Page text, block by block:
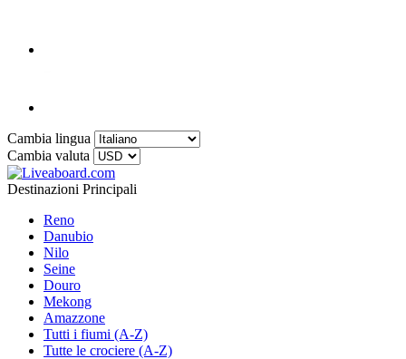
Cambia lingua
Cambia valuta
Destinazioni Principali
Reno
Danubio
Nilo
Seine
Douro
Mekong
Amazzone
Tutti i fiumi (A-Z)
Tutte le crociere (A-Z)